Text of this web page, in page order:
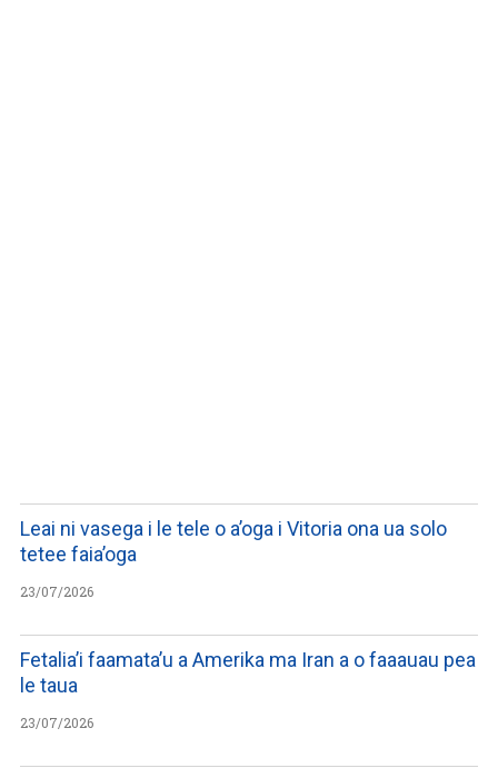
Leai ni vasega i le tele o a’oga i Vitoria ona ua solo
tetee faia’oga
23/07/2026
Fetalia’i faamata’u a Amerika ma Iran a o faaauau pea
le taua
23/07/2026